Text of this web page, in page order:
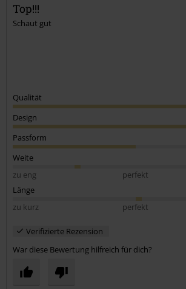
Top!!!
Schaut gut
Qualität
Design
Passform
Weite
zu eng
perfekt
Länge
zu kurz
perfekt
Verifizierte Rezension
War diese Bewertung hilfreich für dich?